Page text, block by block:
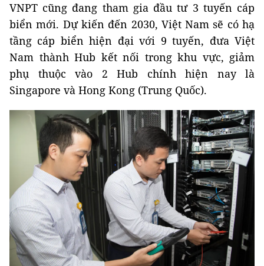
VNPT cũng đang tham gia đầu tư 3 tuyến cáp
biển mới. Dự kiến đến 2030, Việt Nam sẽ có hạ
tầng cáp biển hiện đại với 9 tuyến, đưa Việt
Nam thành Hub kết nối trong khu vực, giảm
phụ thuộc vào 2 Hub chính hiện nay là
Singapore và Hong Kong (Trung Quốc).